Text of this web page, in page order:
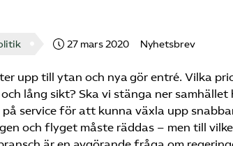
27 mars 2020 Nyhetsbrev
upp till ytan och nya gör entré. Vilka
lång sikt? Ska vi stänga ner samhället
service för att kunna växla upp
och flyget måste räddas – men till